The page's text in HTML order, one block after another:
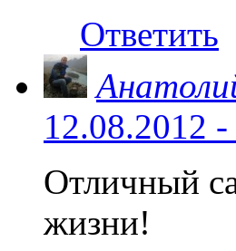
Ответить
12.08.2012
Отличный
жизни!